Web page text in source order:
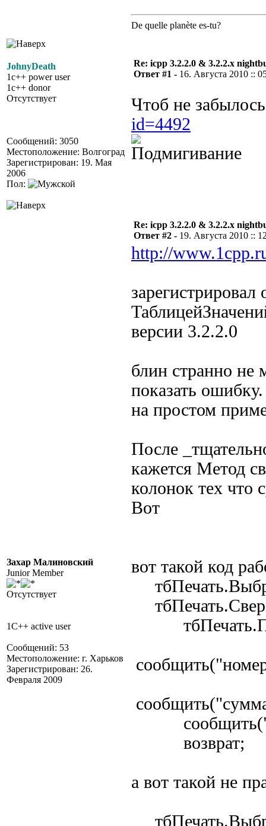
De quelle planète es-tu?
JohnyDeath
1c++ power user
1c++ donor
Отсутствует
Сообщений: 3050
Местоположение: Волгоград
Зарегистрирован: 19. Мая
2006
Пол:
Re: icpp 3.2.2.0 & 3.2.2.x
Ответ #1 - 16. Августа 2010 ::
Чтоб не
id=4492
Захар Малиновский
Junior Member
Отсутствует
1C++ active user
Сообщений: 53
Местоположение: г. Харьков
Зарегистрирован: 26.
Февраля 2009
Re: icpp 3.2.2.0 & 3.2.2.x
Ответ #2 - 19. Августа 2010 ::
http://
версии 3.2.2.0
блин странно не
показать ошибку.
на простом
После
кажется Метод
колонок тех что
Вот
вот такой код
возврат;
а вот такой не